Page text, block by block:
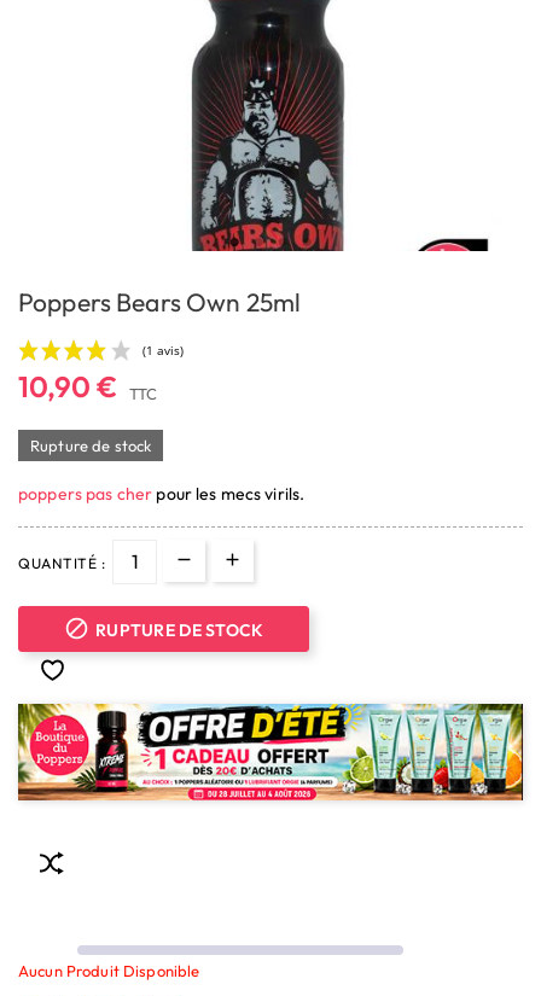
Poppers Bears Own 25ml
(1 avis)
10,90 € TTC
Rupture de stock
poppers pas cher pour les mecs virils.
QUANTITÉ :
 RUPTURE DE STOCK
Aucun Produit Disponible